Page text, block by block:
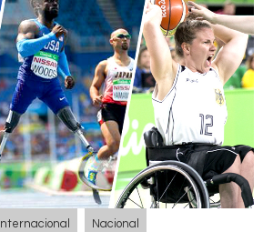
Internacional Nacional